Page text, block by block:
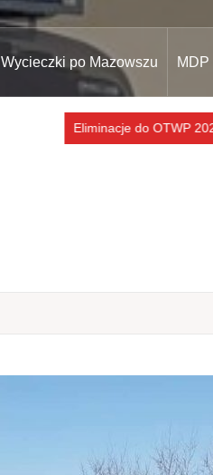
Wycieczki po Mazowszu MDP
Eliminacje do OTWP 2025